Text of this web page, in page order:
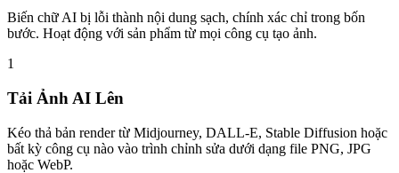
Biến chữ AI bị lỗi thành nội dung sạch, chính xác chỉ trong bốn
bước. Hoạt động với sản phẩm từ mọi công cụ tạo ảnh.
1
Tải Ảnh AI Lên
Kéo thả bản render từ Midjourney, DALL-E, Stable Diffusion hoặc
bất kỳ công cụ nào vào trình chỉnh sửa dưới dạng file PNG, JPG
hoặc WebP.